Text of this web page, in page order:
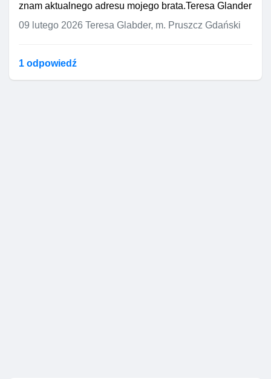
znam aktualnego adresu mojego brata.Teresa Glander
09 lutego 2026 Teresa Glabder, m. Pruszcz Gdański
1 odpowiedź